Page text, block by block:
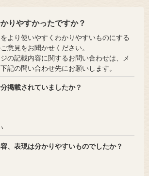
りやすかったですか？
より使いやすくわかりやすいものにする
意見をお聞かせください。
の記載内容に関するお問い合わせは、メ
記の問い合わせ先にお願いします。
掲載されていましたか？
、表現は分かりやすいものでしたか？